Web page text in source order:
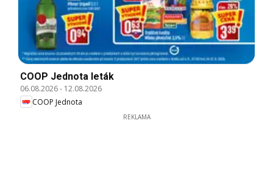
COOP Jednota leták
06.08.2026- 12.08.2026
COOP Jednota
REKLAMA